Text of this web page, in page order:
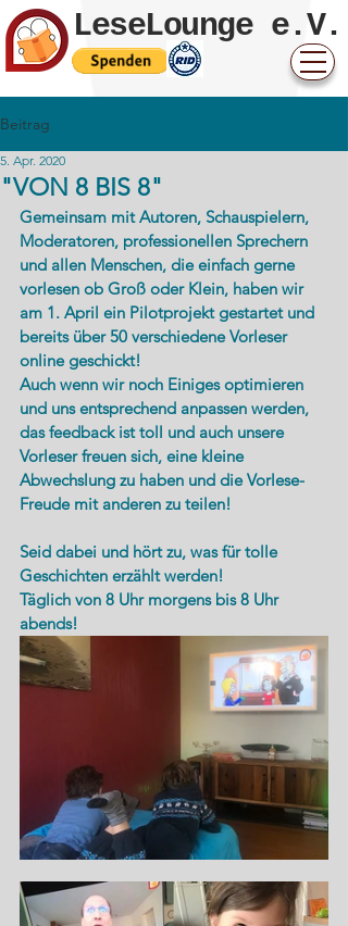
LeseLounge e.V.
Beitrag
"VON 8 BIS 8"
5. Apr. 2020
Gemeinsam mit Autoren, Schauspielern,
Moderatoren, professionellen Sprechern
und allen Menschen, die einfach gerne
vorlesen ob Groß oder Klein, haben wir
am 1. April ein Pilotprojekt gestartet und
bereits über 50 verschiedene Vorleser
online geschickt!
Auch wenn wir noch Einiges optimieren
und uns entsprechend anpassen werden,
das feedback ist toll und auch unsere
Vorleser freuen sich, eine kleine
Abwechslung zu haben und die Vorlese-
Freude mit anderen zu teilen!
Seid dabei und hört zu, was für tolle
Geschichten erzählt werden!
Täglich von 8 Uhr morgens bis 8 Uhr
abends!